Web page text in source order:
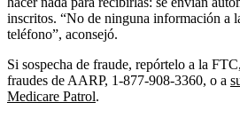
inscritos. “No de ninguna información a
teléfono”, aconsejó.
Si sospecha de fraude, repórtelo a la
fraudes de AARP, 1-877-908-3360, o a
Medicare Patrol.